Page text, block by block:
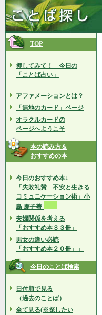
TOP
押してみて！ 今日の
「ことば占い」
アファメーションとは？
「無地のカード」ページ
オラクルカードの
ページへようこそ
本の読み方＆
おすすめの本
今日のおすすめ本↓
「失敗礼賛 不安と生きる
コミュニケーション術」小
島 慶子著
夫婦関係を考える
「おすすめ本３３冊」
男女の違い必読
「おすすめ本２０冊」」
今日のことば検索
日付順で見る
（過去のことば）
全て見る(※探したい